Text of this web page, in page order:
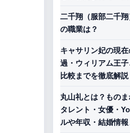
二千翔（服部二千
の職業は？
キャサリン妃の現
過・ウィリアム王
比較までを徹底解説
丸山礼とは？もの
タレント・女優・
ルや年収・結婚情